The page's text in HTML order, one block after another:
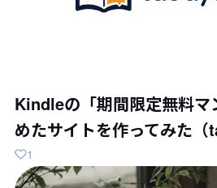
Kindleの「期間限定無料マ
めたサイトを作ってみた（
1